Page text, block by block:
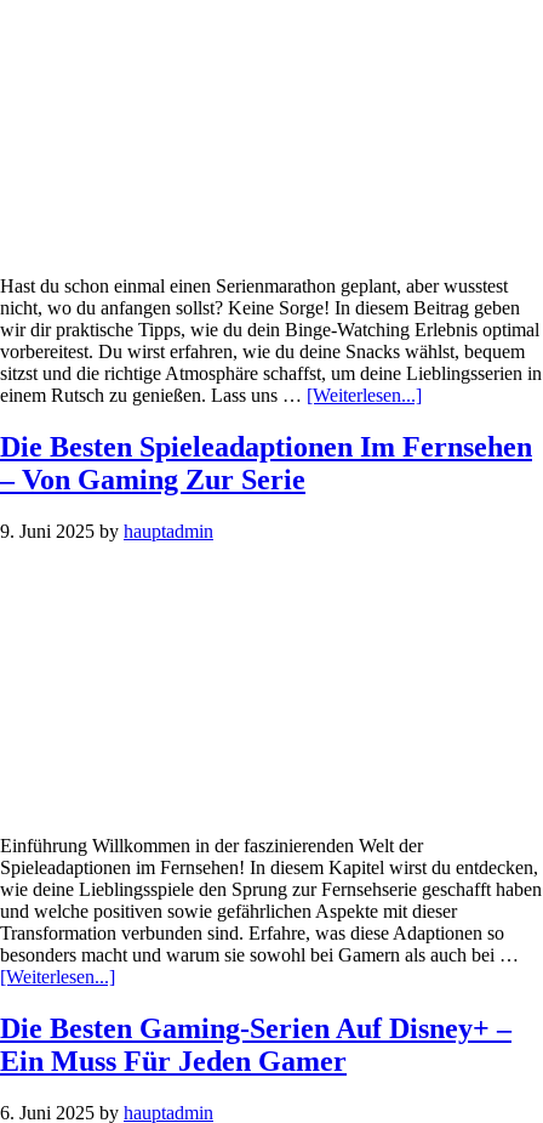
Hast du schon einmal einen Serienmarathon geplant, aber wusstest
nicht, wo du anfangen sollst? Keine Sorge! In diesem Beitrag geben
wir dir praktische Tipps, wie du dein Binge-Watching Erlebnis optimal
vorbereitest. Du wirst erfahren, wie du deine Snacks wählst, bequem
sitzst und die richtige Atmosphäre schaffst, um deine Lieblingsserien in
einem Rutsch zu genießen. Lass uns … [Weiterlesen...]Infos
Plugin
Binge-
Die Besten Spieleadaptionen Im Fernsehen
– Von Gaming Zur Serie
9. Juni 2025 by hauptadmin
Einführung Willkommen in der faszinierenden Welt der
Spieleadaptionen im Fernsehen! In diesem Kapitel wirst du entdecken,
wie deine Lieblingsspiele den Sprung zur Fernsehserie geschafft haben
und welche positiven sowie gefährlichen Aspekte mit dieser
Transformation verbunden sind. Erfahre, was diese Adaptionen so
besonders macht und warum sie sowohl bei Gamern als auch bei …
[Weiterlesen...]Infos
Plugin
Die
Besten
Im
Die Besten Gaming-Serien Auf Disney+ –
Ein Muss Für Jeden Gamer
6. Juni 2025 by hauptadmin